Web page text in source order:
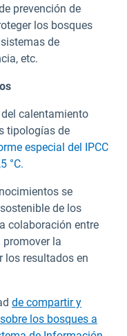
prevención de
los bosques
de
etc.
calentamiento
tipologías de
especial del IPCC
°C.
se
de los
colaboración entre
promover la
los resultados en
de compartir y
los bosques a